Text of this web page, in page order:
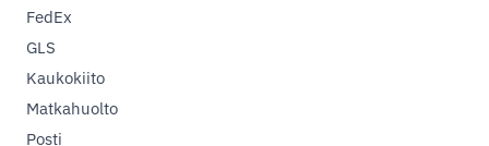
FedEx
GLS
Kaukokiito
Matkahuolto
Posti